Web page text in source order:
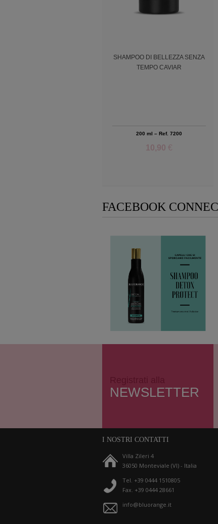
SHAMPOO DI BELLEZZA SENZA
TEMPO CAVIAR
200 ml – Ref. 7200
10,90 €
FACEBOOK
NEWSLETTER
I NOSTRI CONTATTI
Villa Zileri 4
36050 Monteviale (VI) - Italia
Tel. +39 0444 1510805
Fax. +39 0444 28661
info@bluorange.it